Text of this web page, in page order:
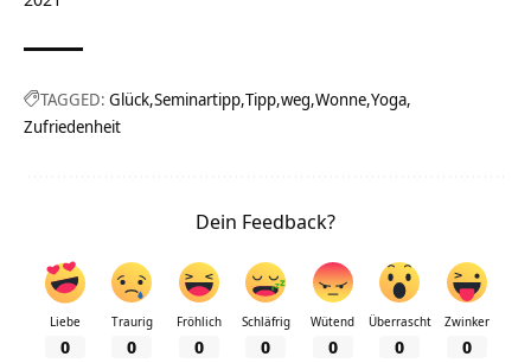
TAGGED: Glück Seminartipp Tipp weg Wonne Yoga
Zufriedenheit
Dein Feedback?
Liebe
0
Traurig
0
Fröhlich
0
Schläfrig
0
Wütend
0
Überrascht
0
Zwinker
0